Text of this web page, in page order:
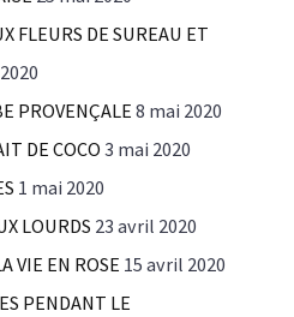
FLEURS DE SUREAU ET
PROVENÇALE 8 mai 2020
DE COCO 3 mai 2020
1 mai 2020
LOURDS 23 avril 2020
VIE EN ROSE 15 avril 2020
PENDANT LE